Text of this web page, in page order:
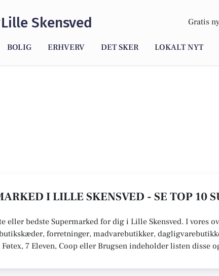
Lille Skensved Gratis
BOLIG ERHVERV DET SKER LOKALT NYT
I LILLE SKENSVED - SE TOP 10
eller bedste Supermarked for dig i Lille Skensved. I vores
forretninger, madvarebutikker,
Føtex, 7 Eleven, Coop eller Brugsen indeholder listen disse